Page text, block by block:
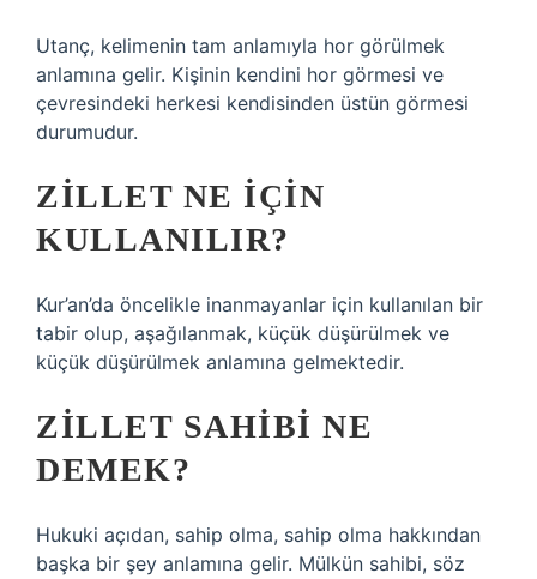
Utanç, kelimenin tam anlamıyla hor görülmek
anlamına gelir. Kişinin kendini hor görmesi ve
çevresindeki herkesi kendisinden üstün görmesi
durumudur.
ZILLET NE IÇIN
KULLANILIR?
Kur’an’da öncelikle inanmayanlar için kullanılan bir
tabir olup, aşağılanmak, küçük düşürülmek ve
küçük düşürülmek anlamına gelmektedir.
ZILLET SAHIBI NE
DEMEK?
Hukuki açıdan, sahip olma, sahip olma hakkından
başka bir şey anlamına gelir. Mülkün sahibi, söz